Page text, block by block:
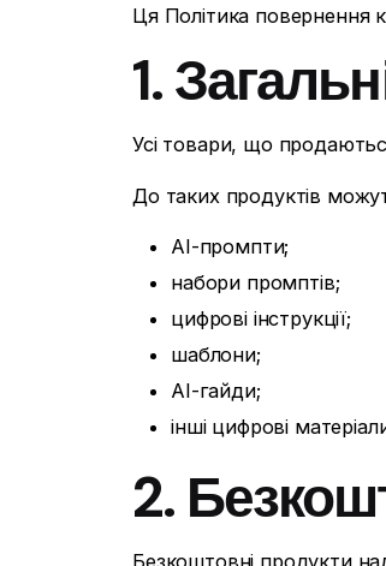
Ця Політика повернення
1.
Усі товари, що
До таких продуктів
AI-промпти;
набори промптів;
цифрові інструкції;
шаблони;
AI-гайди;
інші цифрові
2.